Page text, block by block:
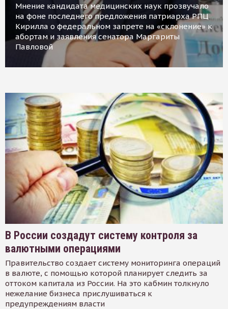
Мнение кандидата медицинских наук прозвучало
на фоне последнего предложения патриарха РПЦ
Кирилла о федеральном запрете на «склонение» к
абортам и заявления сенатора Маргариты
Павловой
В России создадут систему контроля за
валютными операциями
Правительство создает систему мониторинга операций
в валюте, с помощью которой планирует следить за
оттоком капитала из России. На это кабмин толкнуло
нежелание бизнеса прислушиваться к
предупреждениям власти